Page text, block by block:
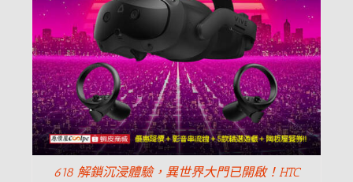
618 解鎖沉浸體驗，異世界大門已開啟！HTC